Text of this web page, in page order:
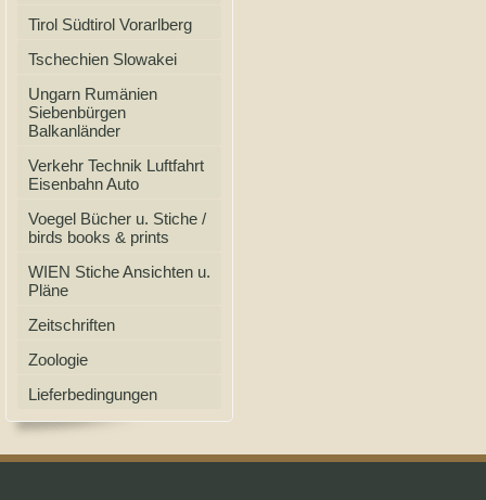
Tirol Südtirol Vorarlberg
Tschechien Slowakei
Ungarn Rumänien
Siebenbürgen
Balkanländer
Verkehr Technik Luftfahrt
Eisenbahn Auto
Voegel Bücher u. Stiche /
birds books & prints
WIEN Stiche Ansichten u.
Pläne
Zeitschriften
Zoologie
Lieferbedingungen